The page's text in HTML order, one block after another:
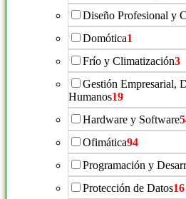
Diseño Profesional y
Domótica1
Frío y Climatización3
Gestión Empresarial,
Humanos19
Hardware y Software
Ofimática94
Programación y
Protección de Datos16